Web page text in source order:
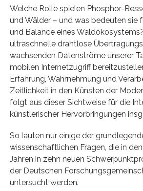
Welche Rolle spielen Phosphor-
und Wälder – und was bedeuten sie
und Balance eines
ultraschnelle drahtlose
wachsenden Datenströme unserer
mobilen Internetzugriff
Erfahrung, Wahrnehmung und
Zeitlichkeit in den Künsten der
folgt aus dieser Sichtweise für die
künstlerischer Hervorbringungen
So lauten nur einige der
wissenschaftlichen Fragen, die in
Jahren in zehn neuen
der Deutschen
untersucht werden.